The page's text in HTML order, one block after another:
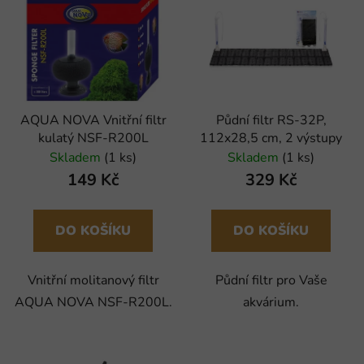
AQUA NOVA Vnitřní filtr
kulatý NSF-R200L
Skladem (1 ks)
149 Kč
DO KOŠÍKU
Vnitřní molitanový filtr
AQUA NOVA NSF-R200L.
Půdní filtr RS-32P,
112x28,5 cm, 2 výstupy
Skladem (1 ks)
329 Kč
DO KOŠÍKU
Půdní filtr pro Vaše
akvárium.